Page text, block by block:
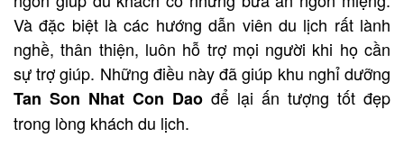
Và đặc biệt là các hướng dẫn viên du lịch rất lành
nghề, thân thiện, luôn hỗ trợ mọi người khi họ cần
sự trợ giúp. Những điều này đã giúp khu nghỉ dưỡng
Tan Son Nhat Con Dao để lại ấn tượng tốt đẹp
trong lòng khách du lịch.